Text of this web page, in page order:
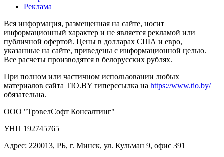
Реклама
Вся информация, размещенная на сайте, носит
информационный характер и не является рекламой или
публичной офертой. Цены в долларах США и евро,
указанные на сайте, приведены с информационной целью.
Все расчеты производятся в белорусских рублях.
При полном или частичном использовании любых
материалов сайта TIO.BY гиперссылка на https://www.tio.by/
обязательна.
ООО "ТрэвелСофт Консалтинг"
УНП 192745765
Адрес: 220013, РБ, г. Минск, ул. Кульман 9, офис 391